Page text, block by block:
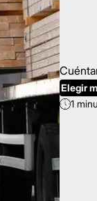
Elegir
1